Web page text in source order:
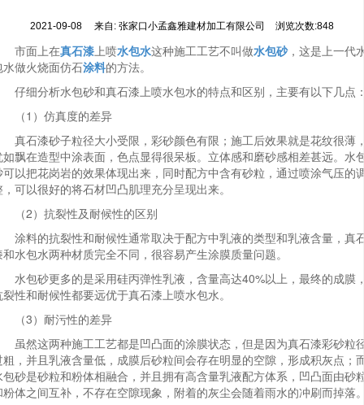
2021-09-08 来自:张家口小孟鑫雅建材加工有限公司 浏览次数:848
市面上在真石漆上喷水包水这种施工工艺不叫做水包砂，这是上一代
水做火烧面仿石涂料的方法。
仔细分析水包砂和真石漆上喷水包水的特点和区别，主要有以下几点
（1）仿真度的差异
真石漆砂子粒径大小受限，彩砂颜色有限；施工后效果就是花纹很薄
如飘在造型中涂表面，色点显得很呆板。立体感和磨砂感相差甚远。水
可以把花岗岩的效果体现出来，同时配方中含有砂粒，通过喷涂气压的
可以很好的将石材凹凸肌理充分呈现出来。
（2）抗裂性及耐候性的区别
涂料的抗裂性和耐候性通常取决于配方中乳液的类型和乳液含量，真
水包水两种材质完全不同，很容易产生涂膜质量问题。
水包砂更多的是采用硅丙弹性乳液，含量高达40%以上，最终的成膜
性和耐候性都要远优于真石漆上喷水包水。
（3）耐污性的差异
虽然这两种施工工艺都是凹凸面的涂膜状态，但是因为真石漆彩砂粒
粗，并且乳液含量低，成膜后砂粒间会存在明显的空隙，形成积灰点；
包砂是砂粒和粉体相融合，并且拥有高含量乳液配方体系，凹凸面由砂
粉体之间互补，不存在空隙现象，附着的灰尘会随着雨水的冲刷而掉落